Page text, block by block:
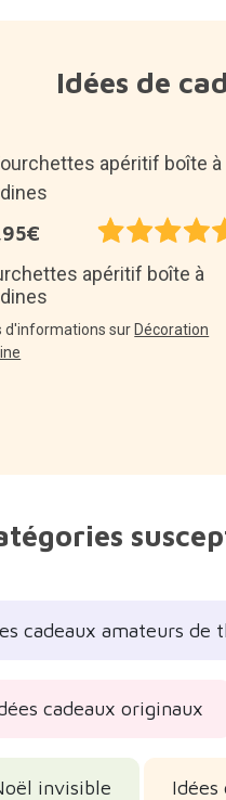
Idées de
apéritif boîte à
d'informations sur Décoration
cadeaux amateurs de
cadeaux originaux
invisible Idées